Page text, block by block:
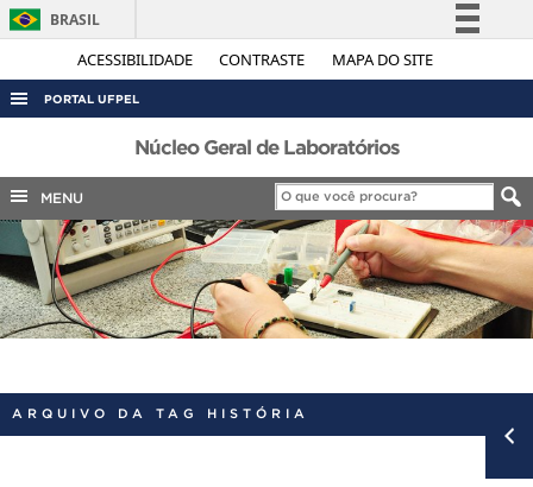
ACESSIBILIDADE CONTRASTE MAPA DO SITE
BRASIL
Simplifique!
Legislação
Canais
PORTAL UFPEL
ACESSO À INFORMAÇÃO
AUDITORIA
COBALTO
CONCURSOS
EDITAIS
INTERNACIONAL
PORTARIAS
Núcleo Geral de Laboratórios
MENU
ARQUIVO DA TAG HISTÓRIA